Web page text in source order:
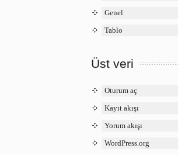
Genel
Tablo
Üst veri
Oturum aç
Kayıt akışı
Yorum akışı
WordPress.org